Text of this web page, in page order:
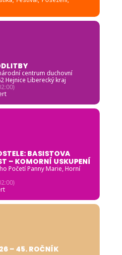
centrum duchovní
Hejnice Liberecký kraj
BASISTOVA
– KOMORNÍ USKUPENÍ
Početí Panny Marie, Horní
– 45. ROČNÍK